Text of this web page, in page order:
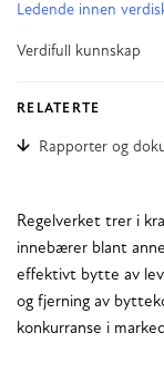
Ledende innen
Verdifull kunnskap
RELATERTE
Rapporter og
Regelverket trer i
innebærer blant
effektivt bytte av
og fjerning av
konkurranse i